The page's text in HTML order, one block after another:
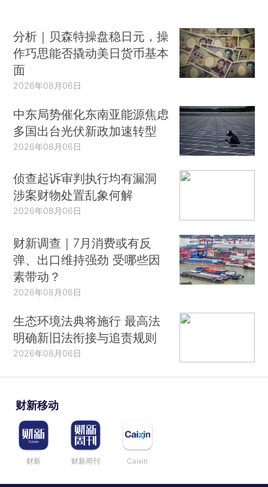
分析｜贝森特操盘稳日元，操
作巧思能否撬动美日货币基本
面
2026年08月06日
中东局势催化东南亚能源焦虑
多国出台光伏新政加速转型
2026年08月06日
侦查起诉审判执行均有漏洞
涉案财物处置乱象何解
2026年08月06日
财新调查｜7月消费或有反
弹、出口维持强劲 受哪些因
素带动？
2026年08月06日
生态环境法典将施行 最高法
明确新旧法衔接与追责规则
2026年08月06日
财新移动
财新 财新周刊 Caixin